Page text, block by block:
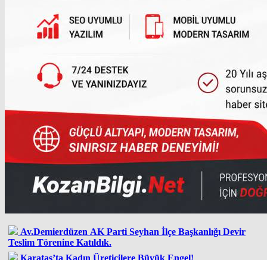
Av.Demierdüzen AK Parti Seyhan İlçe Başkanlığı Devir
Teslim Törenine Katıldık.
Karataş’ta Kadın Üreticilere Büyük Engel!